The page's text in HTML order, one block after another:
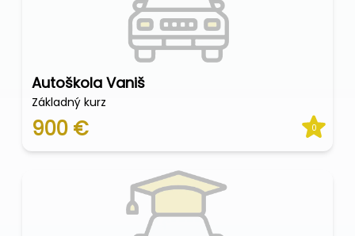
Autoškola Vaniš
Základný kurz
900 € 0